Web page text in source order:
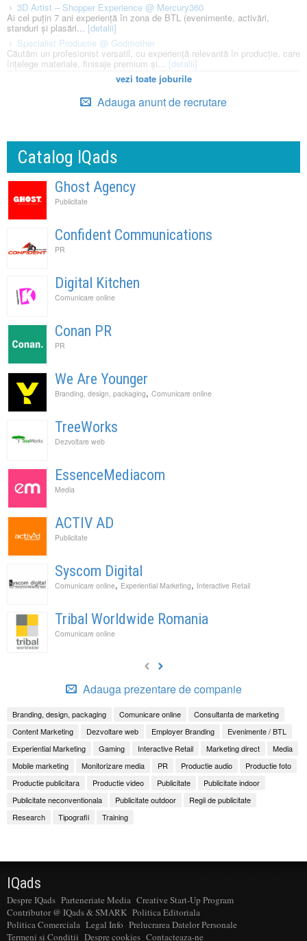
3D Artist – Shopper Experience @ Mercury360
Ai cel puțin 7 ani experiență în zona de BTL (evenimente, activări,
standuri și plasări... [detalii]
Specialist Productie @ Godmother
Căutăm un profesionist versatil, cu experiență relevantă în producție, care
înțelege materiale, finisaje premium și... [detalii]
vezi toate joburile
Adauga anunt de recrutare
Catalog IQads
Ghost Agency
Publicitate
Confident Communications
PR
Digital Kitchen
Comunicare online
Conan PR
PR
We Are Younger
Branding, design, packaging, Comunicare online
TreeWorks
Dezvoltare web
EssenceMediacom
Media
ACTIV AD
Publicitate
Syscom Digital
Comunicare online, Experiential Marketing, Interactive Retail
Tribal Worldwide Romania
Comunicare online
Adauga prezentare de companie
Branding, design, packaging Comunicare online
Consultanta de marketing
Content Marketing
Dezvoltare web Employer Branding
Evenimente / BTL
Experiential Marketing
Gaming Interactive Retail Marketing direct
Media
Mobile marketing
Monitorizare media PR Productie audio
Productie foto
Productie publicitara
Productie video Publicitate
Publicitate indoor
Publicitate neconventionala
Publicitate outdoor
Regii de publicitate
Research
Tipografii Training
IQads
Despre IQads Parteneriate Media Creative Start-Up Program
Contributor @ IQads & SMARK Politica Editoriala
Politica Comerciala Legal Info Prelucrarea Datelor Personale
Termeni si Conditii Despre cookies Contacteaza-ne